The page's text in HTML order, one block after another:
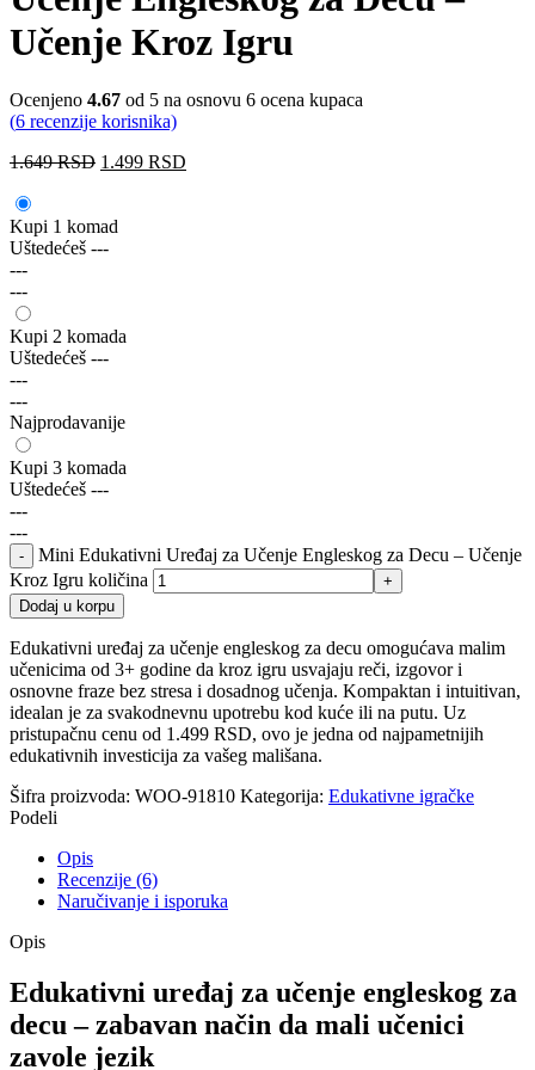
Učenje Kroz Igru
Ocenjeno 4.67 od 5 na osnovu 6 ocena kupaca
(6 recenzije korisnika)
1.649RSD 1.499 RSD
Kupi 1 komad
Uštedećeš ---
---
---
Kupi 2 komada
Uštedećeš ---
---
---
Najprodavanije
Kupi 3 komada
Uštedećeš ---
---
---
Mini Edukativni Uređaj za Učenje Engleskog za Decu – Učenje
Kroz Igru količina
Dodaj u korpu
Edukativni uređaj za učenje engleskog za decu omogućava malim
učenicima od 3+ godine da kroz igru usvajaju reči, izgovor i
osnovne fraze bez stresa i dosadnog učenja. Kompaktan i intuitivan,
idealan je za svakodnevnu upotrebu kod kuće ili na putu. Uz
pristupačnu cenu od 1.499 RSD, ovo je jedna od najpametnijih
edukativnih investicija za vašeg mališana.
Šifra proizvoda: WOO-91810 Kategorija: Edukativne igračke
Podeli
Opis
Recenzije (6)
Naručivanje i isporuka
Opis
Edukativni uređaj za učenje engleskog za
decu – zabavan način da mali učenici
zavole jezik